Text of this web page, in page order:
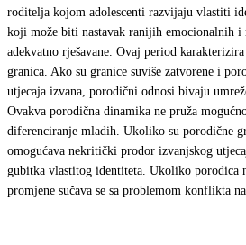
roditelja kojom adolescenti razvijaju vlastiti
koji može biti nastavak ranijih emocionalnih i
adekvatno rješavane. Ovaj period
granica. Ako su granice suviše zatvorene i
utjecaja izvana, porodični odnosi bivaju
Ovakva porodična dinamika ne pruža
diferenciranje mladih. Ukoliko su porodične
omogućava nekritički prodor izvanjskog
gubitka vlastitog identiteta. Ukoliko porodica
promjene sučava se sa problemom konflikta